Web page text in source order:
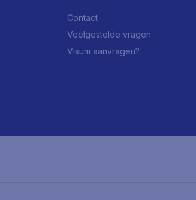
Contact
Veelgestelde vragen
Visum aanvragen?